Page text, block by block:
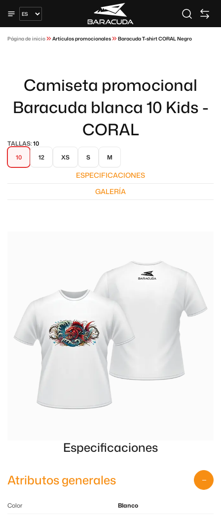
Página de inicio Artículos promocionales Baracuda T-shirt CORAL Negro
Camiseta promocional
Baracuda blanca 10 Kids -
CORAL
TALLAS:10
10
12 XS S M
ESPECIFICACIONES
GALERÍA
Especificaciones
Atributos generales
Color
Blanco